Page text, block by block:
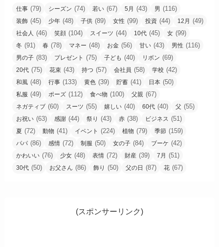
仕事 (79) シーズン (74) 若い (67) 5月 (43) 男 (116)
装飾 (45) 少年 (48) 子供 (89) 女性 (99) 投資 (44) 12月 (49)
社会人 (46) 笑顔 (104) スイーツ (44) 10代 (45) 女 (99)
冬 (91) 春 (78) マネー (48) お金 (56) 甘い (43) 男性 (116)
男の子 (83) プレゼント (75) 子ども (40) リボン (69)
20代 (75) 花束 (43) 持つ (57) 会社員 (58) 学校 (42)
和風 (48) 行事 (133) 黄色 (39) 貯蓄 (41) 日本 (50)
私服 (49) ポーズ (112) 食べ物 (100) 父親 (67)
ネガティブ (60) スーツ (55) 嬉しい (40) 60代 (40) 父 (55)
お祝い (63) 感謝 (44) 祭り (43) 赤 (38) ビジネス (51)
夏 (72) 動物 (41) イベント (224) 植物 (79) 季節 (159)
パパ (86) 感情 (72) 制服 (50) 女の子 (84) ブーケ (42)
かわいい (76) 少女 (48) 表情 (72) 財産 (39) 7月 (51)
30代 (50) お父さん (86) 飾り (50) 父の日 (87) 花 (67)
(スポンサーリンク)